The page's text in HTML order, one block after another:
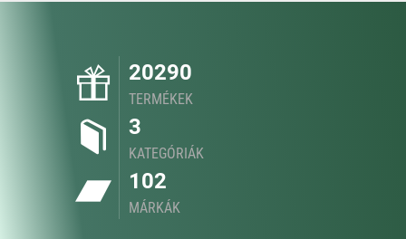
20290
TERMÉKEK
3
KATEGÓRIÁK
102
MÁRKÁK